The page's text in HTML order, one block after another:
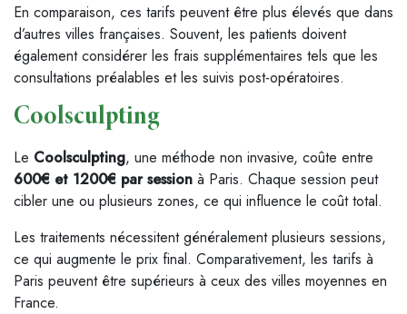
En comparaison, ces tarifs peuvent être plus élevés que dans
d’autres villes françaises. Souvent, les patients doivent
également considérer les frais supplémentaires tels que les
consultations préalables et les suivis post-opératoires.
Coolsculpting
Le Coolsculpting, une méthode non invasive, coûte entre
600€ et 1200€ par session à Paris. Chaque session peut
cibler une ou plusieurs zones, ce qui influence le coût total.
Les traitements nécessitent généralement plusieurs sessions,
ce qui augmente le prix final. Comparativement, les tarifs à
Paris peuvent être supérieurs à ceux des villes moyennes en
France.